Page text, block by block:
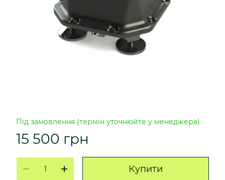
Під замовлення (термін уточнюйте у менеджера)
15 500 грн
Купити